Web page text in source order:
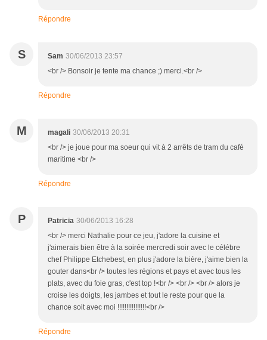
Répondre
S Sam 30/06/2013 23:57
<br /> Bonsoir je tente ma chance ;) merci.<br />
Répondre
M magali 30/06/2013 20:31
<br /> je joue pour ma soeur qui vit à 2 arrêts de tram du café
maritime <br />
Répondre
P Patricia 30/06/2013 16:28
<br /> merci Nathalie pour ce jeu, j'adore la cuisine et
j'aimerais bien être à la soirée mercredi soir avec le célébre
chef Philippe Etchebest, en plus j'adore la bière, j'aime bien la
gouter dans<br /> toutes les régions et pays et avec tous les
plats, avec du foie gras, c'est top !<br /> <br /> <br /> alors je
croise les doigts, les jambes et tout le reste pour que la
chance soit avec moi !!!!!!!!!!!!!!!!<br />
Répondre